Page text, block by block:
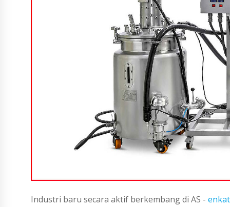
Industri baru secara aktif berkembang di AS -